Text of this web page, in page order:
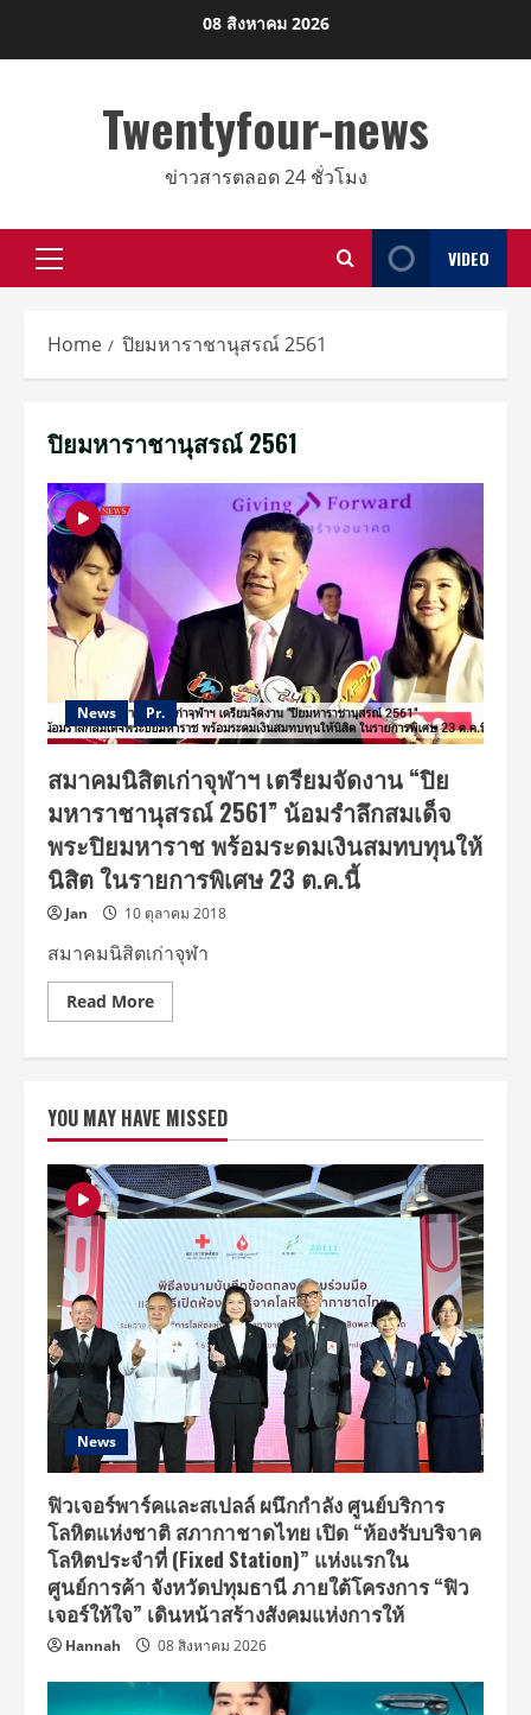
08 สิงหาคม 2026
Twentyfour-news
ข่าวสารตลอด 24 ชั่วโมง
Primary
VIDEO
Home ปิยมหาราชานุสรณ์ 2561
ปิยมหาราชานุสรณ์ 2561
News Pr.
สมาคมนิสิตเก่าจุฬาฯ เตรียมจัดงาน “ปิย
มหาราชานุสรณ์ 2561” น้อมรำลึกสมเด็จ
พระปิยมหาราช พร้อมระดมเงินสมทบทุนให้
นิสิต ในรายการพิเศษ 23 ต.ค.นี้
Jan 10 ตุลาคม 2018
สมาคมนิสิตเก่าจุฬา
Read MoreRead
more
เตรียม
จัด
งาน
“ปิย
มหา
ราชา
นุ
สรณ์
2561”
น้อม
รำลึก
สมเด็จ
พระ
ปิย
มหาราช
พร้อม
ระดม
เงิน
สมทบ
ทุน
ให้
นิสิต
รายการ
พิเศษ
23
ต.ค.นี้
YOU MAY HAVE MISSED
News
ฟิวเจอร์พาร์คและสเปลล์ ผนึกกำลัง ศูนย์บริการ
โลหิตแห่งชาติ สภากาชาดไทย เปิด “ห้องรับบริจาค
โลหิตประจำที่ (Fixed Station)” แห่งแรกใน
ศูนย์การค้า จังหวัดปทุมธานี ภายใต้โครงการ “ฟิว
เจอร์ให้ใจ” เดินหน้าสร้างสังคมแห่งการให้
Hannah 08 สิงหาคม 2026